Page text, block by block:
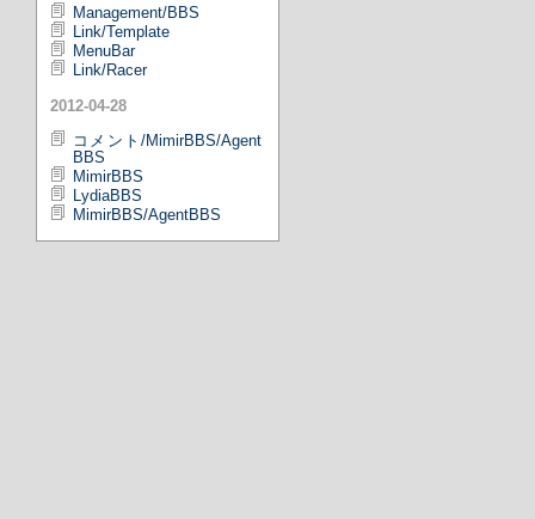
Management/BBS
Link/Template
MenuBar
Link/Racer
2012-04-28
コメント/MimirBBS/Agent
BBS
MimirBBS
LydiaBBS
MimirBBS/AgentBBS